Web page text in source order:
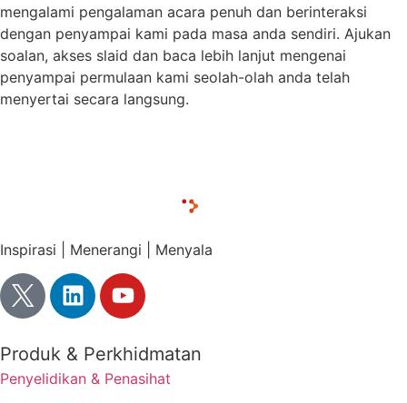
mengalami pengalaman acara penuh dan berinteraksi
dengan penyampai kami pada masa anda sendiri. Ajukan
soalan, akses slaid dan baca lebih lanjut mengenai
penyampai permulaan kami seolah-olah anda telah
menyertai secara langsung.
Inspirasi | Menerangi | Menyala
Produk & Perkhidmatan
Penyelidikan & Penasihat